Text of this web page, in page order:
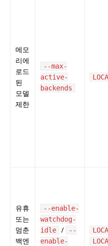
메모
리에
로드
된
모델
제한
--max-
active-
backends
유휴
또는
멈춘
백엔
--enable-
watchdog-
idle
/
--
enable-